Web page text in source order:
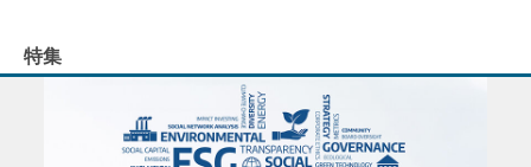
特集